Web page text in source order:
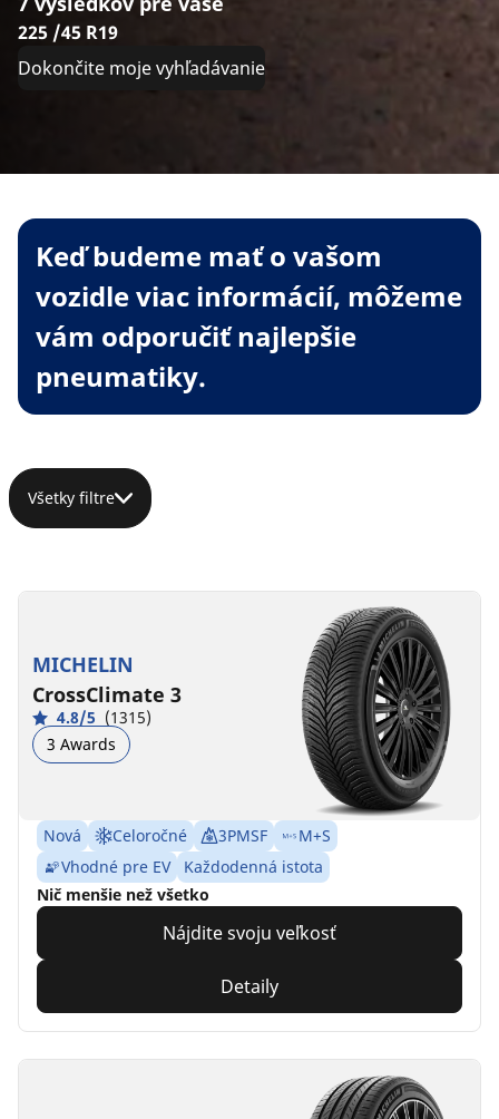
225 /45 R19
Dokončite moje vyhľadávanie
Keď budeme mať o vašom
vozidle viac informácií, môžeme
vám odporučiť najlepšie
pneumatiky.
Všetky filtre
MICHELIN
CrossClimate 3
4.8/5 (1315)
3 Awards
Nová Celoročné 3PMSF
M+S
Vhodné pre EV
Každodenná istota
Nič menšie než všetko
Nájdite svoju veľkosť
Detaily